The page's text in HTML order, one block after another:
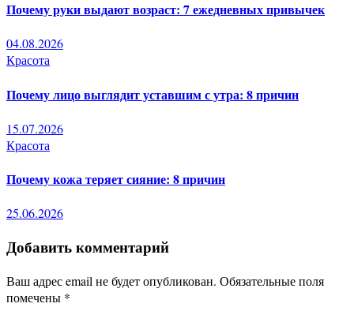
Почему руки выдают возраст: 7 ежедневных привычек
04.08.2026
Красота
Почему лицо выглядит уставшим с утра: 8 причин
15.07.2026
Красота
Почему кожа теряет сияние: 8 причин
25.06.2026
Добавить комментарий
Ваш адрес email не будет опубликован. Обязательные поля
помечены *